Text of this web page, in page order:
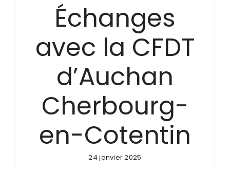
Échanges
avec la CFDT
d’Auchan
Cherbourg-
en-Cotentin
24 janvier 2025